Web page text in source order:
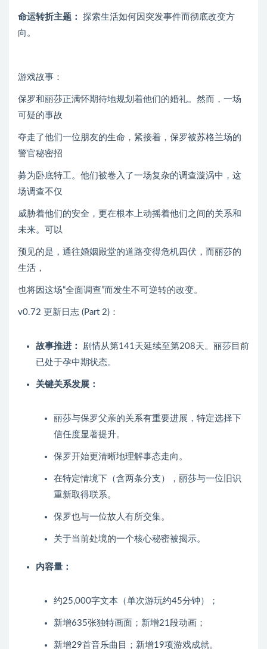
命运转折主题：
探索生活如何因突发事件而彻底改变方
向。
游戏故事：
保罗和丽莎正满怀期待地规划着他们的婚礼。然而，一场
可疑的事故
夺走了他们一位朋友的生命，紧接着，保罗被苏格兰场的
警官秘密招
募为卧底特工。他们被卷入了一场复杂的调查漩涡中，这
场调查不仅
威胁着他们的安全，更在根本上动摇着他们之间的关系和
未来。可以
预见的是，通往婚姻殿堂的道路变得危机四伏，而丽莎的
生活，
也将因这场“全面调查”而发生不可逆转的改变。
v0.72 更新日志 (Part 2)：
故事推进：
剧情从第141天延续至第208天。丽莎目前
已处于孕中期状态。
关键关系发展：
丽莎与保罗父亲的关系有重要进展，特定选择下
信任度显著提升。
保罗开始更清晰地理解事态走向。
在特定情境下（含两条分支），丽莎与一位旧识
重新取得联系。
保罗也与一位故人有所交集。
关于当前处境的一个核心秘密被揭示。
内容量：
约25,000字文本（单次游玩约45分钟）；
新增635张独特画面；新增21段动画；
新增29首音乐曲目；新增19项游戏成就。